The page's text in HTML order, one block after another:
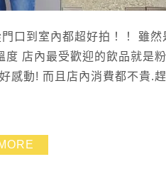
口到室內都超好拍！！ 雖
店內最受歡迎的飲品就是
感動! 而且店內消費都不貴.